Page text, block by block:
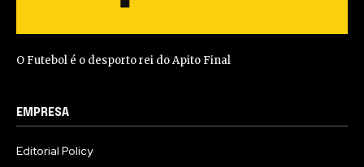
O Futebol é o desporto rei do Apito Final
EMPRESA
Editorial Policy